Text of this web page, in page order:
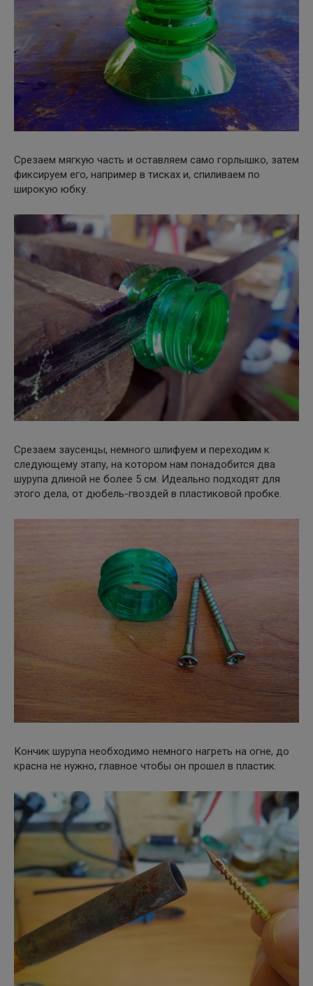
Срезаем мягкую часть и оставляем само горлышко, затем
фиксируем его, например в тисках и, спиливаем по
широкую юбку.
Срезаем заусенцы, немного шлифуем и переходим к
следующему этапу, на котором нам понадобится два
шурупа длиной не более 5 см. Идеально подходят для
этого дела, от дюбель-гвоздей в пластиковой пробке.
Кончик шурупа необходимо немного нагреть на огне, до
красна не нужно, главное чтобы он прошел в пластик.